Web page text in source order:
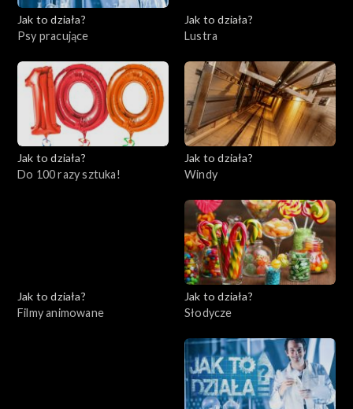
Jak to działa?
Psy pracujące
Jak to działa?
Lustra
Jak to działa?
Do 100 razy sztuka!
Jak to działa?
Windy
Jak to działa?
Filmy animowane
Jak to działa?
Słodycze